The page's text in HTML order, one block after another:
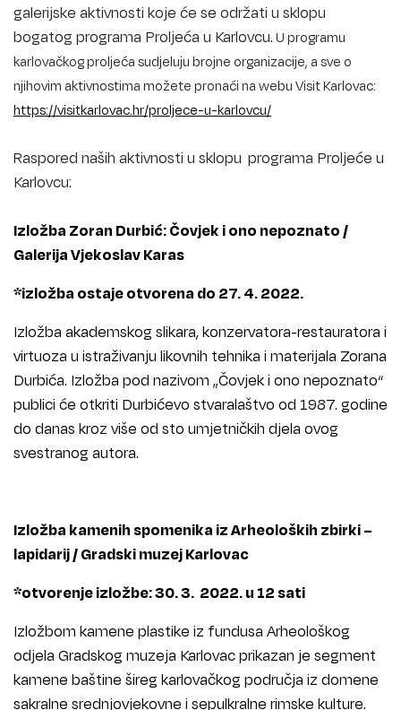
galerijske aktivnosti koje će se održati u sklopu
bogatog programa Proljeća u Karlovcu.U programu
karlovačkog proljeća sudjeluju brojne organizacije, a sve o
njihovim aktivnostima možete pronaći na webu Visit Karlovac:
https://visitkarlovac.hr/proljece-u-karlovcu/
Raspored naših aktivnosti u sklopu programa Proljeće u
Karlovcu:
Izložba Zoran Durbić: Čovjek i ono nepoznato /
Galerija Vjekoslav Karas
*izložba ostaje otvorena do 27. 4. 2022.
Izložba akademskog slikara, konzervatora-restauratora i
virtuoza u istraživanju likovnih tehnika i materijala Zorana
Durbića. Izložba pod nazivom „Čovjek i ono nepoznato“
publici će otkriti Durbićevo stvaralaštvo od 1987. godine
do danas kroz više od sto umjetničkih djela ovog
svestranog autora.
Izložba kamenih spomenika iz Arheoloških zbirki –
lapidarij/ Gradski muzej Karlovac
*otvorenje izložbe: 30. 3. 2022. u 12 sati
Izložbom kamene plastike iz fundusa Arheološkog
odjela Gradskog muzeja Karlovac prikazan je segment
kamene baštine šireg karlovačkog područja iz domene
sakralne srednjovjekovne i sepulkralne rimske kulture.